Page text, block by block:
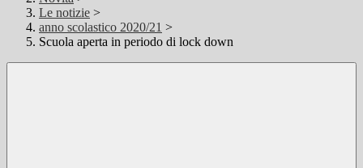
Le notizie >
anno scolastico 2020/21 >
Scuola aperta in periodo di lock down